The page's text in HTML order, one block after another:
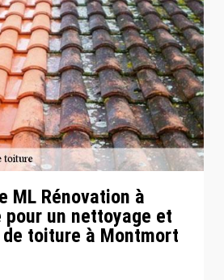
ML Rénovation à
un nettoyage et
de toiture à Montmort